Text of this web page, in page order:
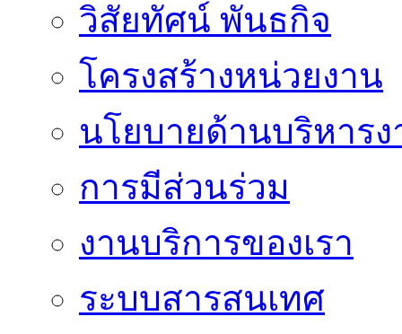
วิสัยทัศน์ พันธกิจ
โครงสร้างหน่วยงาน
นโยบายด้านบริหาร
การมีส่วนร่วม
งานบริการของเรา
ระบบสารสนเทศ